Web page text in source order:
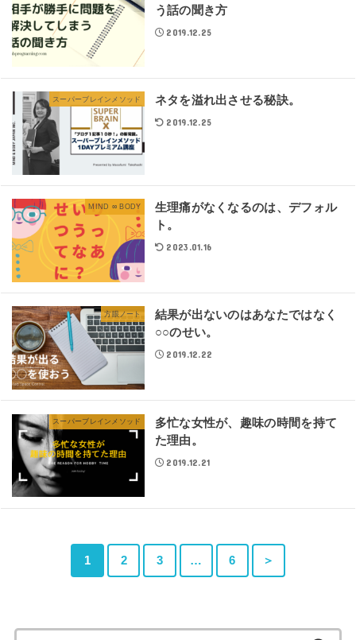
う話の聞き方
2019.12.25
スーパーブレインメソッド ネタを溢れ出させる秘訣。
2019.12.25
MIND ∞ BODY
生理痛がなくなるのは、デフォル
ト。
2023.01.16
方眼ノート
結果が出ないのはあなたではなく
○○のせい。
2019.12.22
スーパーブレインメソッド
多忙な女性が、趣味の時間を持て
た理由。
2019.12.21
1 2 3 … 6 ＞